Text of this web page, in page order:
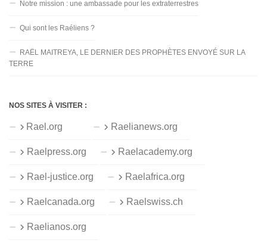
Notre mission : une ambassade pour les extraterrestres
Qui sont les Raéliens ?
RAËL MAITREYA, LE DERNIER DES PROPHÈTES ENVOYÉ SUR LA
TERRE
NOS SITES À VISITER :
Rael.org Raelianews.org
Raelpress.org Raelacademy.org
Rael-justice.org Raelafrica.org
Raelcanada.org Raelswiss.ch
Raelianos.org